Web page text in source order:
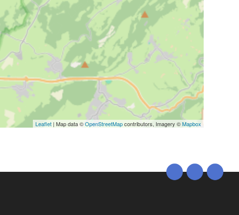
Leaflet | Map data ©OpenStreetMapcontributors, Imagery ©Mapbox